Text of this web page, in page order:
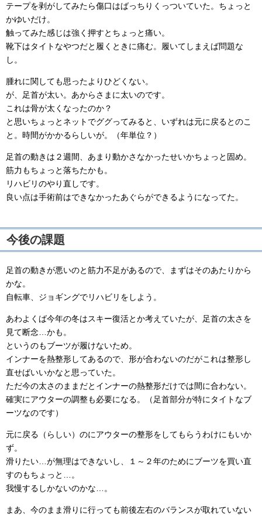
テープを剥がしてみたら傷口はばっちりくっついていた。ちょっと
かゆいだけ。
触ってみた感じは強く押すとちょっと痛い。
靴下はタイトなやつだと履くときに痛む。履いてしまえば問題な
し。
腫れに関しても思ったよりひどくない。
が、足首が太い。あからさまに太いのです。
これは骨が太くなったのか？
と思いちょっとネットでググってみると、いずれは元に戻るとのこ
と。時間がかかるらしいが。（年単位？）
足首の動きは２週間、あまり動かさなかったせいかちょっと固め。
筋力もちょっと落ちたかも。
リハビリのやり直しです。
良い点は手術前はできなかったあぐらができるようになってた。
今後の課題
足首の動きが悪いのと筋力不足があるので、まずはそのあたりから
かな。
自転車、ジョギングでリハビリをしよう。
あわよくば今年の冬はスキー復活とか考えていたが、足首の太さを
見て断念…かも。
というのもブーツが履けないため。
インナーを熱整形してあるので、形が合わないのだがこれは整形し
直せばいいかなと思っていた。
ただ今の太さのままだとインナーの熱整形だけでは間に合わない。
確実にアウターの調整も必要になる。（足首部分が特にタイトなブ
ーツなのです）
元に戻る（らしい）のにアウターの整形をしてもらうわけにもいか
ず。
滑りたい…が無理はできないし、１～２年のためにブーツを買い直
すのもちょっと…。
我慢するしかないのかな…。
まあ、今のまま滑りに行っても前後左右のバランスが取れていない